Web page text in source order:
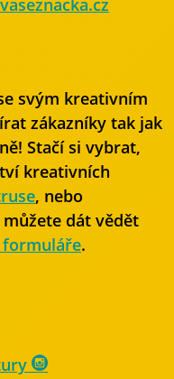
svým kreativním
zákazníky tak jak
Stačí si vybrat,
kreativních
, nebo
můžete dát vědět
.